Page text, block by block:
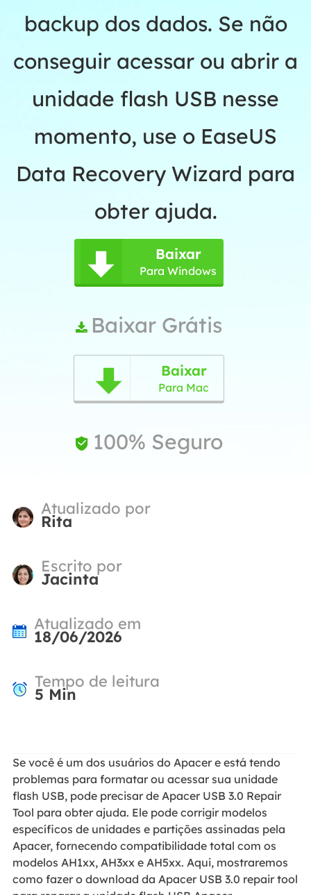
backup dos dados. Se não
conseguir acessar ou abrir a
unidade flash USB nesse
momento, use o EaseUS
Data Recovery Wizard para
obter ajuda.
 Baixar
Para Windows
 Baixar Grátis
 Baixar
Para Mac
 100% Seguro
Atualizado por
Rita
Escrito por
Jacinta
Atualizado em
18/06/2026
Tempo de leitura
5 Min
Se você é um dos usuários do Apacer e está tendo
problemas para formatar ou acessar sua unidade
flash USB, pode precisar de Apacer USB 3.0 Repair
Tool para obter ajuda. Ele pode corrigir modelos
específicos de unidades e partições assinadas pela
Apacer, fornecendo compatibilidade total com os
modelos AH1xx, AH3xx e AH5xx. Aqui, mostraremos
como fazer o download da Apacer USB 3.0 repair tool